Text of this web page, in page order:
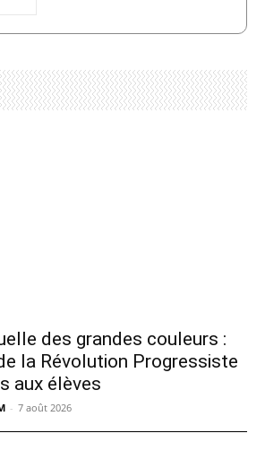
des grandes couleurs :
la Révolution Progressiste
aux élèves
- 7 août 2026